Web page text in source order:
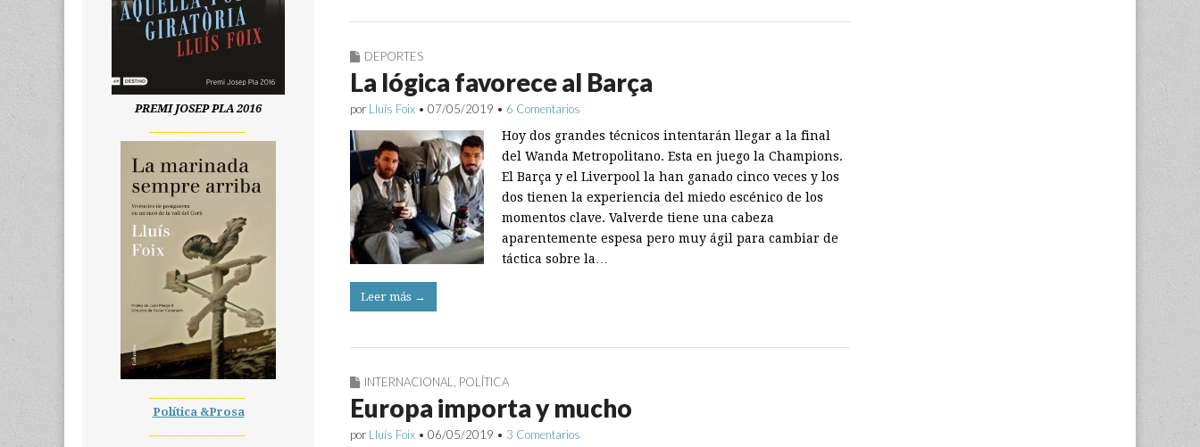
DEPORTES
La lógica favorece al Barça
por Lluís Foix • 07/05/2019 • 6 Comentarios
Hoy dos grandes técnicos intentarán llegar a la final
del Wanda Metropolitano. Esta en juego la Champions.
El Barça y el Liverpool la han ganado cinco veces y los
dos tienen la experiencia del miedo escénico de los
momentos clave. Valverde tiene una cabeza
aparentemente espesa pero muy ágil para cambiar de
táctica sobre la…
Leer más →
INTERNACIONAL POLÍTICA
Europa importa y mucho
por Lluís Foix • 06/05/2019 • 3 Comentarios
PREMI JOSEP PLA 2016
Política &Prosa